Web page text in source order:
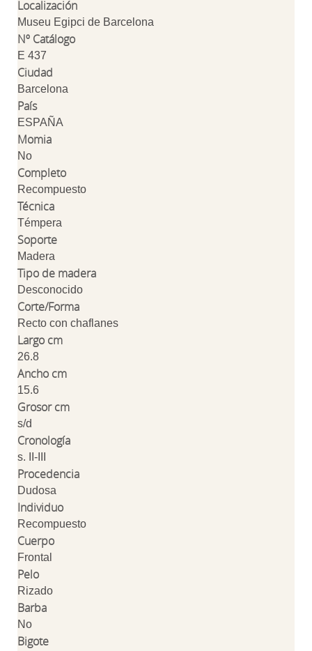
Localización
Museu Egipci de Barcelona
Nº Catálogo
E 437
Ciudad
Barcelona
País
ESPAÑA
Momia
No
Completo
Recompuesto
Técnica
Témpera
Soporte
Madera
Tipo de madera
Desconocido
Corte/Forma
Recto con chaflanes
Largo cm
26.8
Ancho cm
15.6
Grosor cm
s/d
Cronología
s. II-III
Procedencia
Dudosa
Individuo
Recompuesto
Cuerpo
Frontal
Pelo
Rizado
Barba
No
Bigote